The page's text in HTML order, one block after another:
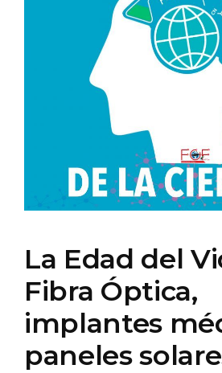
La Edad del
Fibra Óptica,
implantes
paneles